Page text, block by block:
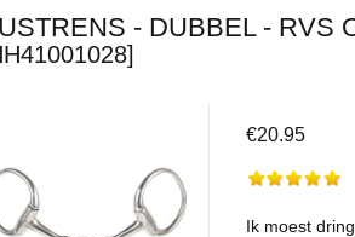
- DUBBEL - RVS
€20.95
Ik moest